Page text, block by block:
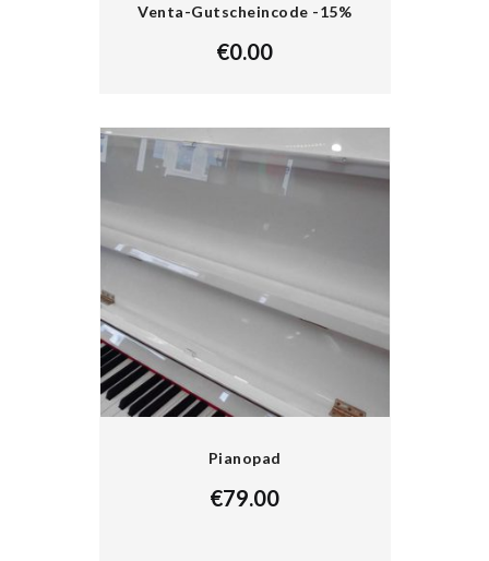
Venta-Gutscheincode -15%
€0.00
Pianopad
€79.00